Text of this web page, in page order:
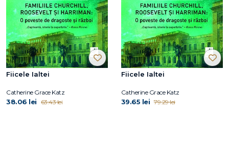
Fiicele Ialtei
Catherine Grace Katz
38.06 lei 63.43 lei
Fiicele Ialtei
Catherine Grace Katz
39.65 lei 79.29 lei